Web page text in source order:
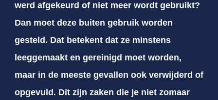
werd afgekeurd of niet meer wordt gebruikt?
Dan moet deze buiten gebruik worden
gesteld. Dat betekent dat ze minstens
leeggemaakt en gereinigd moet worden,
maar in de meeste gevallen ook verwijderd of
opgevuld. Dit zijn zaken die je niet zomaar